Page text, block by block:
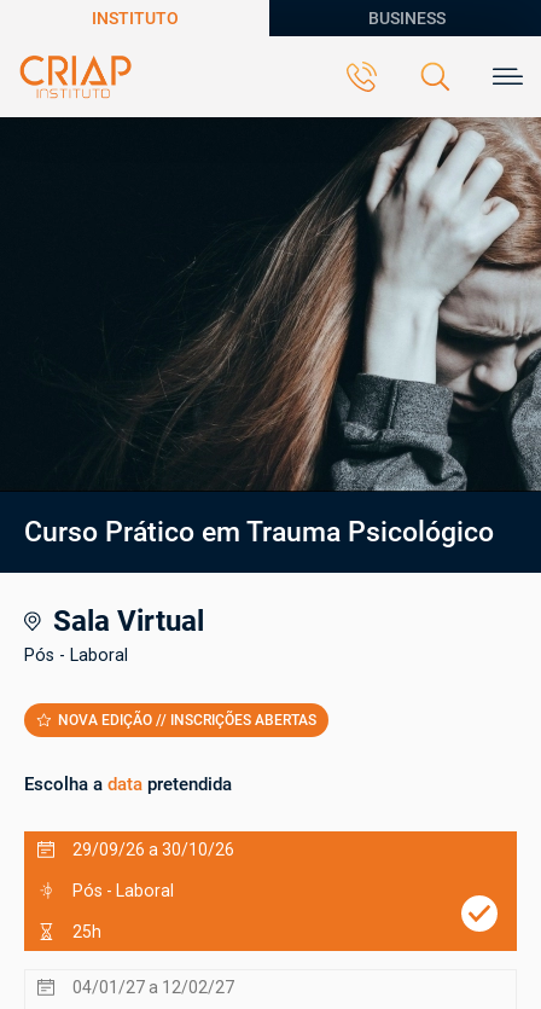
INSTITUTO BUSINESS
Curso Prático em Trauma Psicológico
Sala Virtual
Pós - Laboral
NOVA EDIÇÃO // INSCRIÇÕES ABERTAS
Escolha a data pretendida
29/09/26 a 30/10/26
Pós - Laboral
25h
04/01/27 a 12/02/27